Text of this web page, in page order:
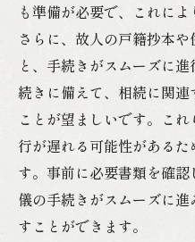
も準備が必要で、これによ
さらに、故人の戸籍抄本
と、手続きがスムーズに
続きに備えて、相続に関連
ことが望ましいです。こ
行が遅れる可能性がある
す。事前に必要書類を確
儀の手続きがスムーズに
すことができます。